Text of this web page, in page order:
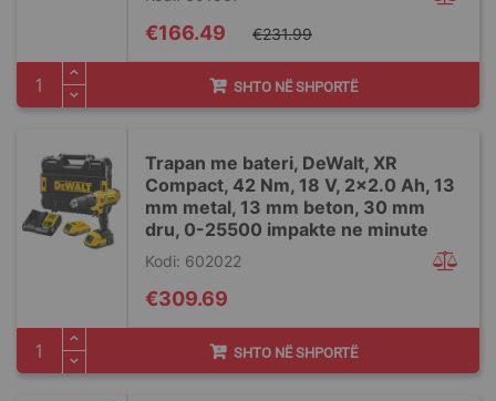
Special
Price
€166.49 €231.99
SHTO NË SHPORTË
Trapan me bateri, DeWalt, XR
Compact, 42 Nm, 18 V, 2x2.0 Ah, 13
mm metal, 13 mm beton, 30 mm
dru, 0-25500 impakte ne minute
Kodi: 602022
€309.69
SHTO NË SHPORTË